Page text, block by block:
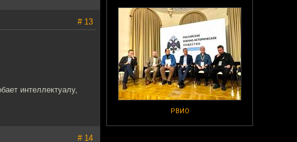
РВИО
# 13
интеллектуалу,
# 14